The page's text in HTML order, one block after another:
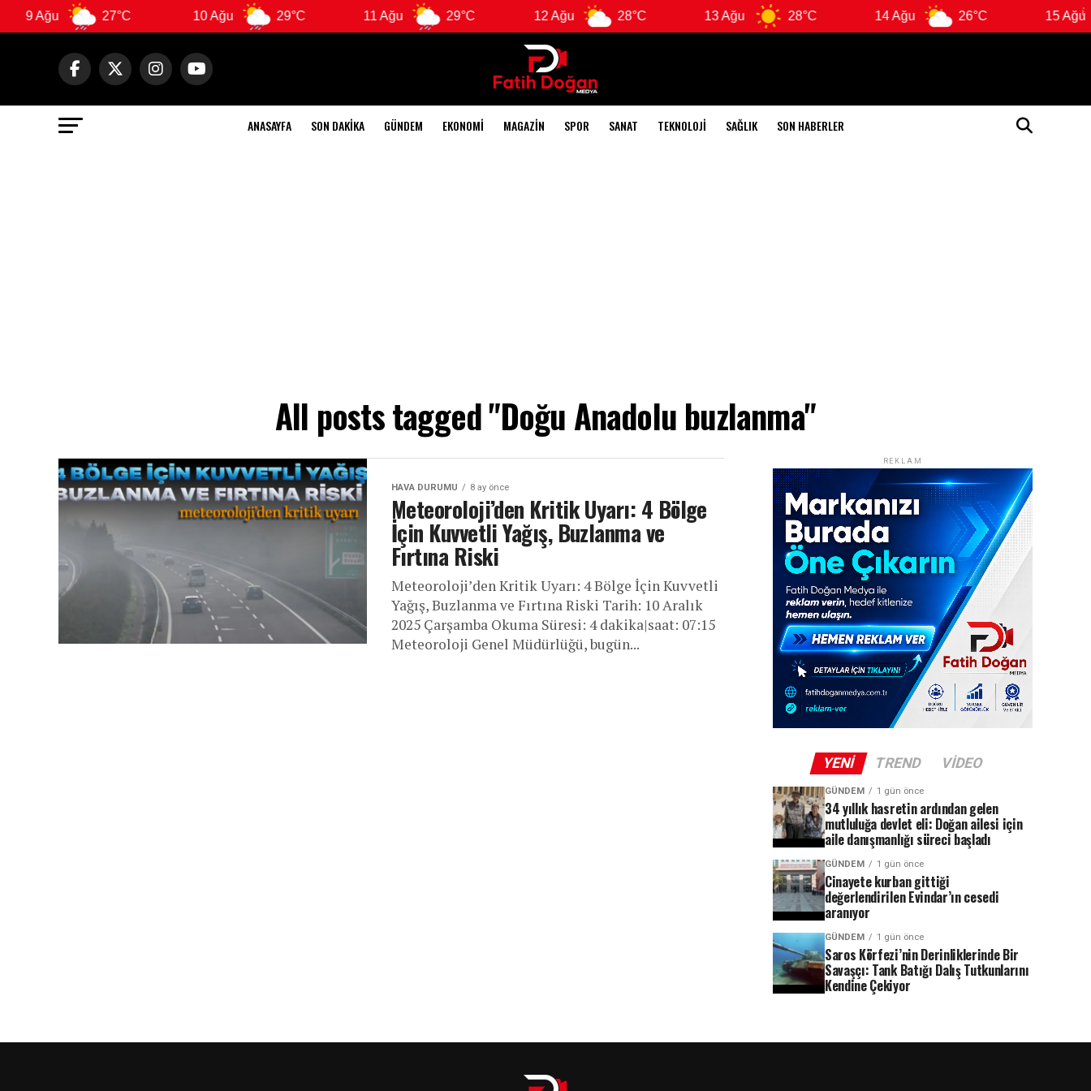
9 Ağu 27°C 10 Ağu 29°C 11 Ağu 29°C 12 Ağu 28°C 13 Ağu 28°C 14 Ağu 26°C 15 Ağu
ANASAYFA SON DAKIKA GÜNDEM EKONOMI MAGAZIN SPOR SANAT TEKNOLOJI SAĞLIK SON HABERLER
All posts tagged "Doğu Anadolu buzlanma"
HAVA DURUMU 8 ay önce
Meteoroloji’den Kritik Uyarı: 4 Bölge
İçin Kuvvetli Yağış, Buzlanma ve
Fırtına Riski
Meteoroloji’den Kritik Uyarı: 4 Bölge İçin Kuvvetli
Yağış, Buzlanma ve Fırtına Riski Tarih: 10 Aralık
2025 Çarşamba Okuma Süresi: 4 dakika|saat: 07:15
Meteoroloji Genel Müdürlüğü, bugün...
REKLAM
YENI TREND VIDEO
GÜNDEM 1 gün önce
34 yıllık hasretin ardından gelen
mutluluğa devlet eli: Doğan ailesi için
aile danışmanlığı süreci başladı
GÜNDEM 1 gün önce
Cinayete kurban gittiği
değerlendirilen Evindar’ın cesedi
aranıyor
GÜNDEM 1 gün önce
Saros Körfezi’nin Derinliklerinde Bir
Savaşçı: Tank Batığı Dalış Tutkunlarını
Kendine Çekiyor